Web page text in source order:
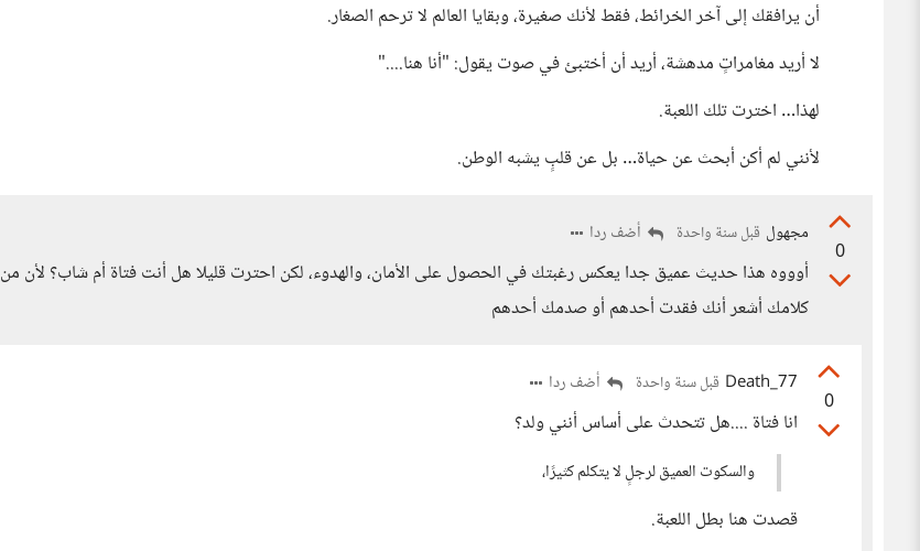
أن يرافقك إلى آخر الخرائط، فقط لأنك صغيرة، وبقايا العالم لا ترحم الصغار.
لا أريد مغامراتٍ مدهشة، أريد أن أختبئ في صوت يقول: "أنا هنا...."
لهذا… اخترت تلك اللعبة.
لأنني لم أكن أبحث عن حياة… بل عن قلبٍ يشبه الوطن.
0
مجهول قبل سنة واحدة أضف ردا
أوووه هذا حديث عميق جدا يعكس رغبتك في الحصول على الأمان، والهدوء، لكن احترت قليلا هل أنت فتاة أم شاب؟ لأن من
كلامك أشعر أنك فقدت أحدهم أو صدمك أحدهم
0
Death_77 قبل سنة واحدة أضف ردا
انا فتاة ....هل تتحدث على أساس أنني ولد؟
والسكوت العميق لرجلٍ لا يتكلم كثيرًا،
قصدت هنا بطل اللعبة.